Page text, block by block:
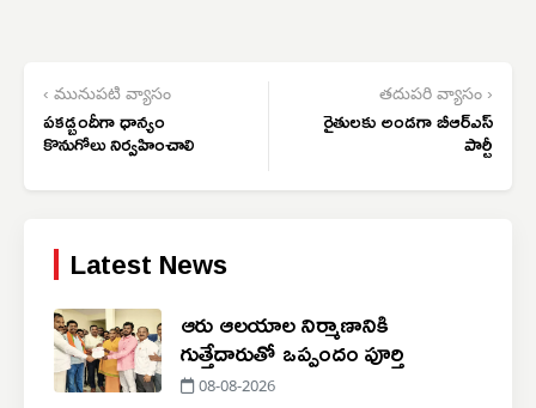
‹ మునుపటి వ్యాసం
పకడ్బందీగా ధాన్యం
కొనుగోలు నిర్వహించాలి
తదుపరి వ్యాసం ›
రైతులకు అండగా బీఆర్‌ఎస్
పార్టీ
Latest News
ఆరు ఆలయాల నిర్మాణానికి
గుత్తేదారుతో ఒప్పందం పూర్తి
08-08-2026